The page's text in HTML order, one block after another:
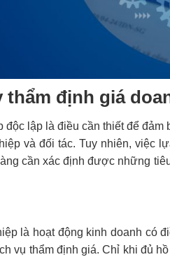
định giá
lập là điều cần thiết để đảm
và đối tác. Tuy nhiên, việc
cần xác định được những
là hoạt động kinh doanh có
vụ thẩm định giá. Chỉ khi đủ